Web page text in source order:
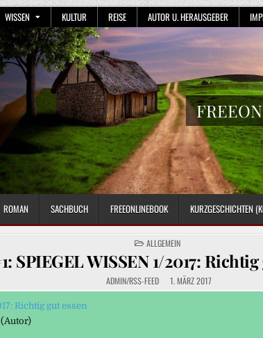
WISSEN KULTUR REISE AUTOR U. HERAUSGEBER
ROMAN SACHBUCH FREEONLINEBOOK KURZGESCHICHTEN
POSTED
IN
ALLGEMEIN
SPIEGEL WISSEN 1/2017:
ADMIN/RSS-FEED 1. MÄRZ 2017
Richtig gut essen
(Autor)